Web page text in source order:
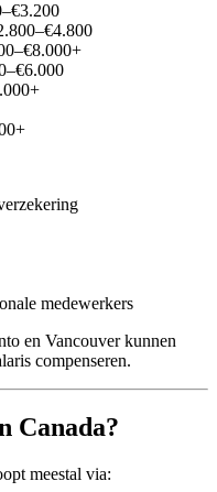
medewerkers
en Vancouver kunnen
compenseren.
Canada?
meestal via: